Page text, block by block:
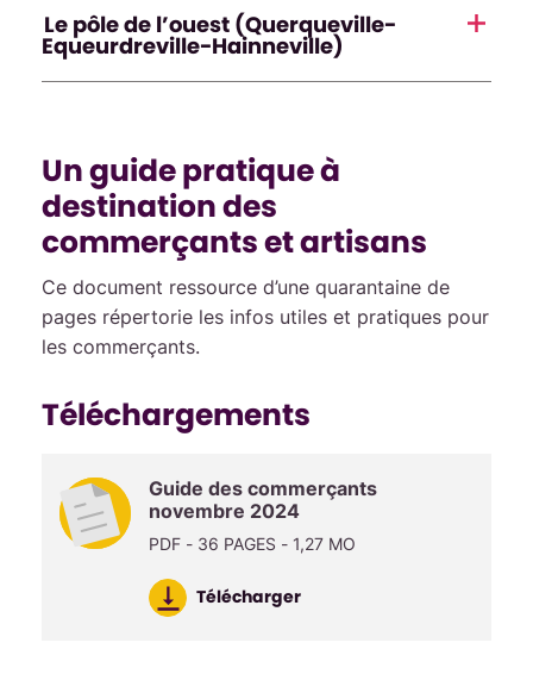
Le pôle de l’ouest (Querqueville-
Equeurdreville-Hainneville)
Un guide pratique à
destination des
commerçants et artisans
Ce document ressource d’une quarantaine de
pages répertorie les infos utiles et pratiques pour
les commerçants.
Téléchargements
Guide des commerçants
novembre 2024
PDF - 36 PAGES - 1,27 MO
Télécharger